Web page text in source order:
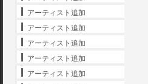
アーティスト追加
アーティスト追加
アーティスト追加
アーティスト追加
アーティスト追加